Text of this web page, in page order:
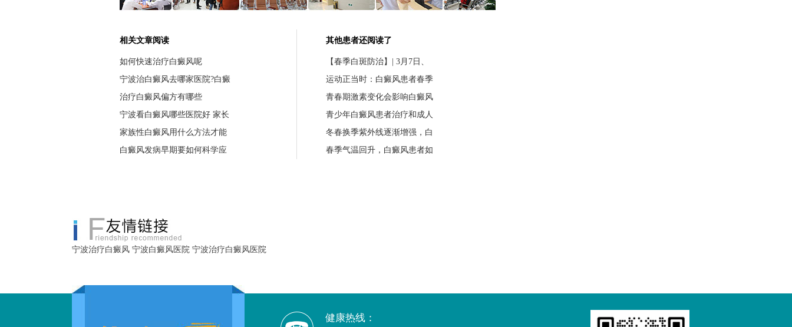
相关文章阅读
如何快速治疗白癜风呢
宁波治白癜风去哪家医院?白癜
治疗白癜风偏方有哪些
宁波看白癜风哪些医院好 家长
家族性白癜风用什么方法才能
白癜风发病早期要如何科学应
其他患者还阅读了
【春季白斑防治】| 3月7日、
运动正当时：白癜风患者春季
青春期激素变化会影响白癜风
青少年白癜风患者治疗和成人
冬春换季紫外线逐渐增强，白
春季气温回升，白癜风患者如
宁波治疗白癜风 宁波白癜风医院 宁波治疗白癜风医院
健康热线：